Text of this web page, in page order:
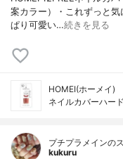
案カラー）・これずっと
ぱり可愛い…続きを見る
HOMEI(ホーメイ)
ネイルカバーハー
プチプラメインの
kukuru